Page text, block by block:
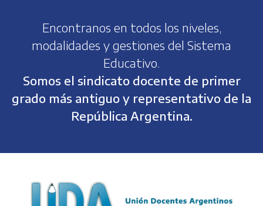
Encontranos en todos los niveles,
modalidades y gestiones del Sistema
Educativo.
Somos el sindicato docente de primer
grado más antiguo y representativo de la
República Argentina.